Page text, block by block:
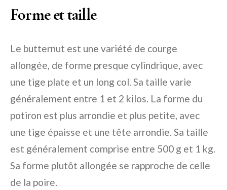
Forme et taille
Le butternut est une variété de courge
allongée, de forme presque cylindrique, avec
une tige plate et un long col. Sa taille varie
généralement entre 1 et 2 kilos. La forme du
potiron est plus arrondie et plus petite, avec
une tige épaisse et une tête arrondie. Sa taille
est généralement comprise entre 500 g et 1 kg.
Sa forme plutôt allongée se rapproche de celle
de la poire.